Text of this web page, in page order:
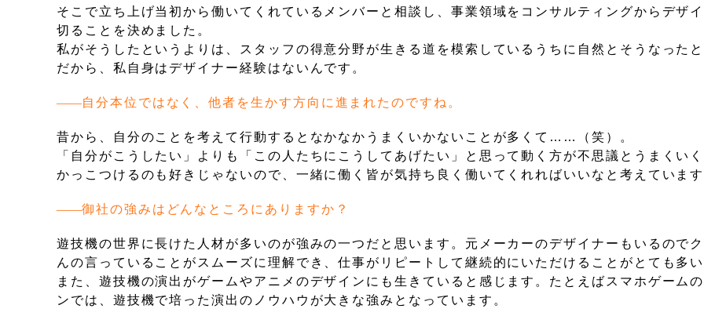
そこで立ち上げ当初から働いてくれているメンバーと相談し、事業領域をコンサルティングからデザ
切ることを決めました。
私がそうしたというよりは、スタッフの得意分野が生きる道を模索しているうちに自然とそうなったと
だから、私自身はデザイナー経験はないんです。
自分本位ではなく、他者を生かす方向に進まれたのですね。
昔から、自分のことを考えて行動するとなかなかうまくいかないことが多くて……（笑）。
「自分がこうしたい」よりも「この人たちにこうしてあげたい」と思って動く方が不思議とうまくいく
かっこつけるのも好きじゃないので、一緒に働く皆が気持ち良く働いてくれればいいなと考えています
御社の強みはどんなところにありますか？
遊技機の世界に長けた人材が多いのが強みの一つだと思います。元メーカーのデザイナーもいるので
んの言っていることがスムーズに理解でき、仕事がリピートして継続的にいただけることがとても多い
また、遊技機の演出がゲームやアニメのデザインにも生きていると感じます。たとえばスマホゲーム
ンでは、遊技機で培った演出のノウハウが大きな強みとなっています。